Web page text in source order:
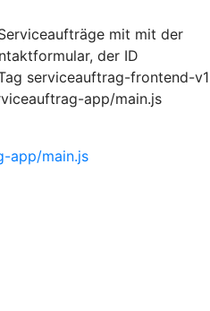
mit mit der
der ID
serviceauftrag-frontend-v1
app/main.js
app/main.js